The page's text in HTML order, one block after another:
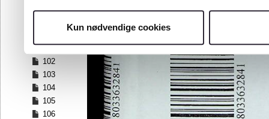
Kun nødvendige cookies
98
101
102
103
104
105
106